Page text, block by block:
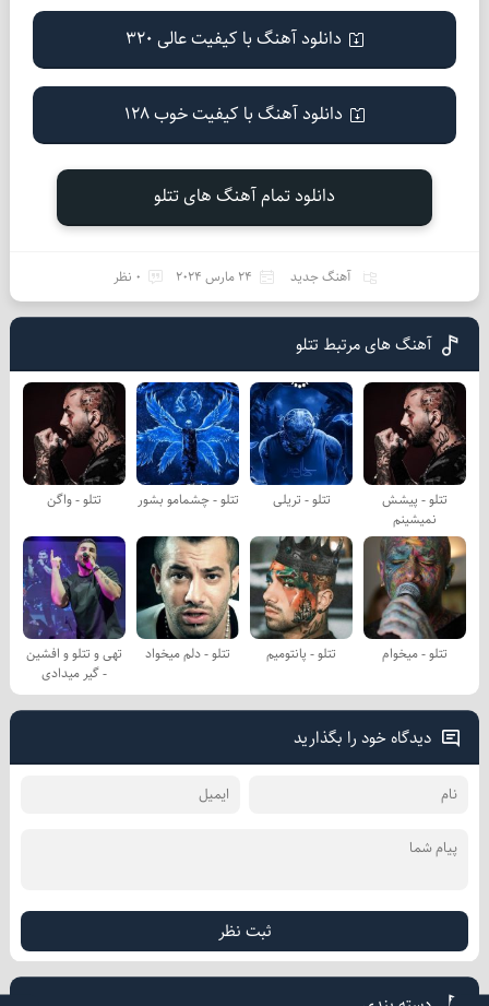
دانلود آهنگ با کیفیت عالی 320
دانلود آهنگ با کیفیت خوب 128
دانلود تمام آهنگ های تتلو
آهنگ جدید 24 مارس 2024 0 نظر
آهنگ های مرتبط تتلو
تتلو - پیشش
نمیشینم
تتلو - تریلی تتلو - چشمامو بشور تتلو - واگن
تتلو - میخوام تتلو - پانتومیم تتلو - دلم میخواد
تهی و تتلو و افشین
- گیر میدادی
دیدگاه خود را بگذارید
ثبت نظر